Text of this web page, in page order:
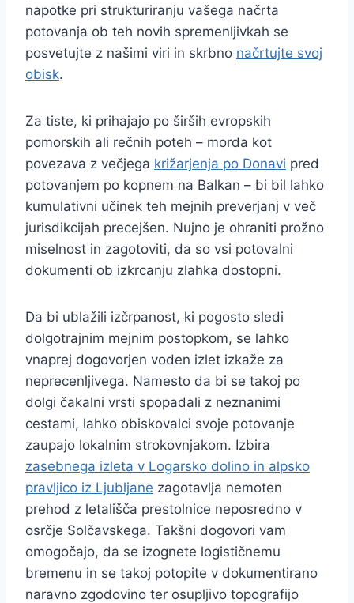
napotke pri strukturiranju vašega načrta
potovanja ob teh novih spremenljivkah se
posvetujte z našimi viri in skrbno načrtujte svoj
obisk.
Za tiste, ki prihajajo po širših evropskih
pomorskih ali rečnih poteh – morda kot
povezava z večjega križarjenja po Donavi pred
potovanjem po kopnem na Balkan – bi bil lahko
kumulativni učinek teh mejnih preverjanj v več
jurisdikcijah precejšen. Nujno je ohraniti prožno
miselnost in zagotoviti, da so vsi potovalni
dokumenti ob izkrcanju zlahka dostopni.
Da bi ublažili izčrpanost, ki pogosto sledi
dolgotrajnim mejnim postopkom, se lahko
vnaprej dogovorjen voden izlet izkaže za
neprecenljivega. Namesto da bi se takoj po
dolgi čakalni vrsti spopadali z neznanimi
cestami, lahko obiskovalci svoje potovanje
zaupajo lokalnim strokovnjakom. Izbira
zasebnega izleta v Logarsko dolino in alpsko
pravljico iz Ljubljane zagotavlja nemoten
prehod z letališča prestolnice neposredno v
osrčje Solčavskega. Takšni dogovori vam
omogočajo, da se izognete logističnemu
bremenu in se takoj potopite v dokumentirano
naravno zgodovino ter osupljivo topografijo